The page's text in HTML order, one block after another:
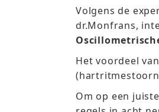
Volgens de
dr.Monfrans,
Het voordeel
Om op een